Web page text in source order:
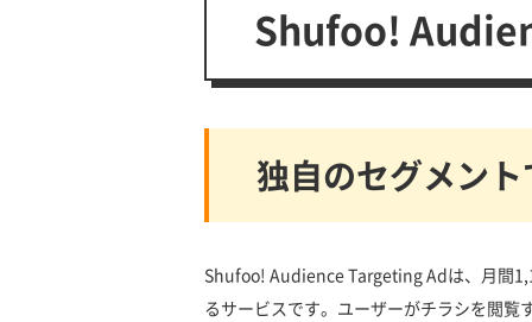
Shufoo!
独自のセグメン
Shufoo! Audience Targeting Adは、月間
るサービスです。ユーザーがチラシを閲覧